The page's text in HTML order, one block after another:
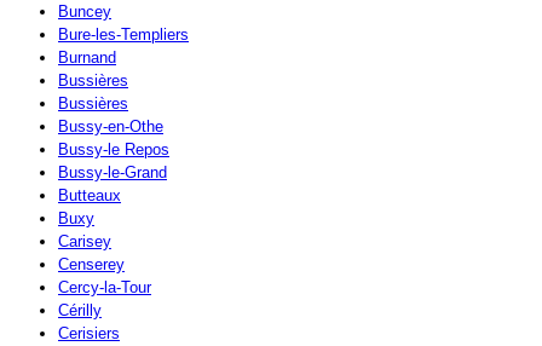
Buncey
Bure-les-Templiers
Burnand
Bussières
Bussières
Bussy-en-Othe
Bussy-le Repos
Bussy-le-Grand
Butteaux
Buxy
Carisey
Censerey
Cercy-la-Tour
Cérilly
Cerisiers